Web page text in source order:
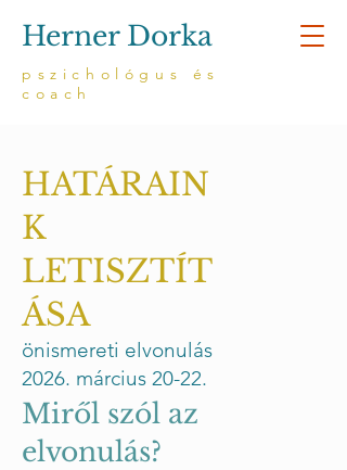
Herner Dorka
pszichológus és
coach
HATÁRAIN
K
LETISZTÍT
ÁSA
önismereti elvonulás
2026. március 20-22.
Miről szól az
elvonulás?